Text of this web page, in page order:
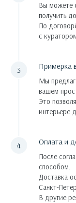
Вы можете
получить
По
с
Примерка
Мы
вашем
Это
интерьере
Оплата и
После
способом.
Доставка
Санкт-
В другие